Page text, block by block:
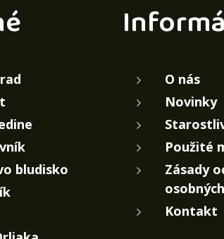
bludisko
O nás
Novinky
Použité
Zásady
Kontakt